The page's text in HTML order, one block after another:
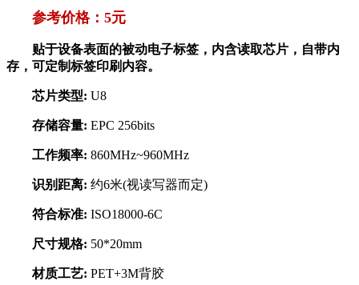
参考价格：5元
贴于设备表面的被动电子标签，内含读取芯片，自带内
存，可定制标签印刷内容。
芯片类型: U8
存储容量: EPC 256bits
工作频率: 860MHz~960MHz
识别距离: 约6米(视读写器而定)
符合标准: ISO18000-6C
尺寸规格: 50*20mm
材质工艺: PET+3M背胶